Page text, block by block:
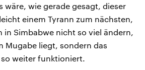
wäre, wie gerade gesagt, dieser
einem Tyrann zum nächsten,
in Simbabwe nicht so viel ändern,
Mugabe liegt, sondern das
weiter funktioniert.